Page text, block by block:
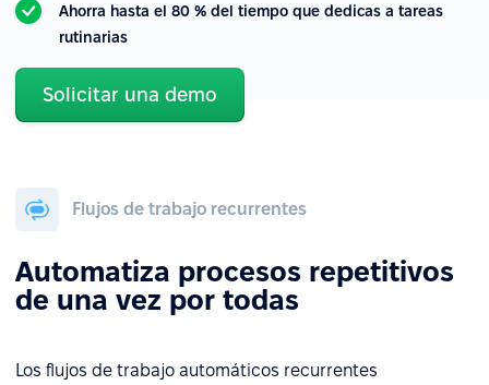
Ahorra hasta el 80 % del tiempo que dedicas a tareas
rutinarias
Solicitar una demo
Flujos de trabajo recurrentes
Automatiza procesos repetitivos
de una vez por todas
Los flujos de trabajo automáticos recurrentes